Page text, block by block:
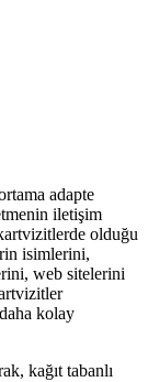
adapte
iletişim
olduğu
isimlerini,
web sitelerini
kolay
kağıt tabanlı